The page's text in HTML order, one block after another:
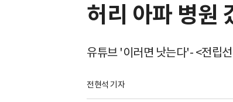
허리 아파 병원
유튜브 '이러면 낫는다'- <전립
전현석 기자